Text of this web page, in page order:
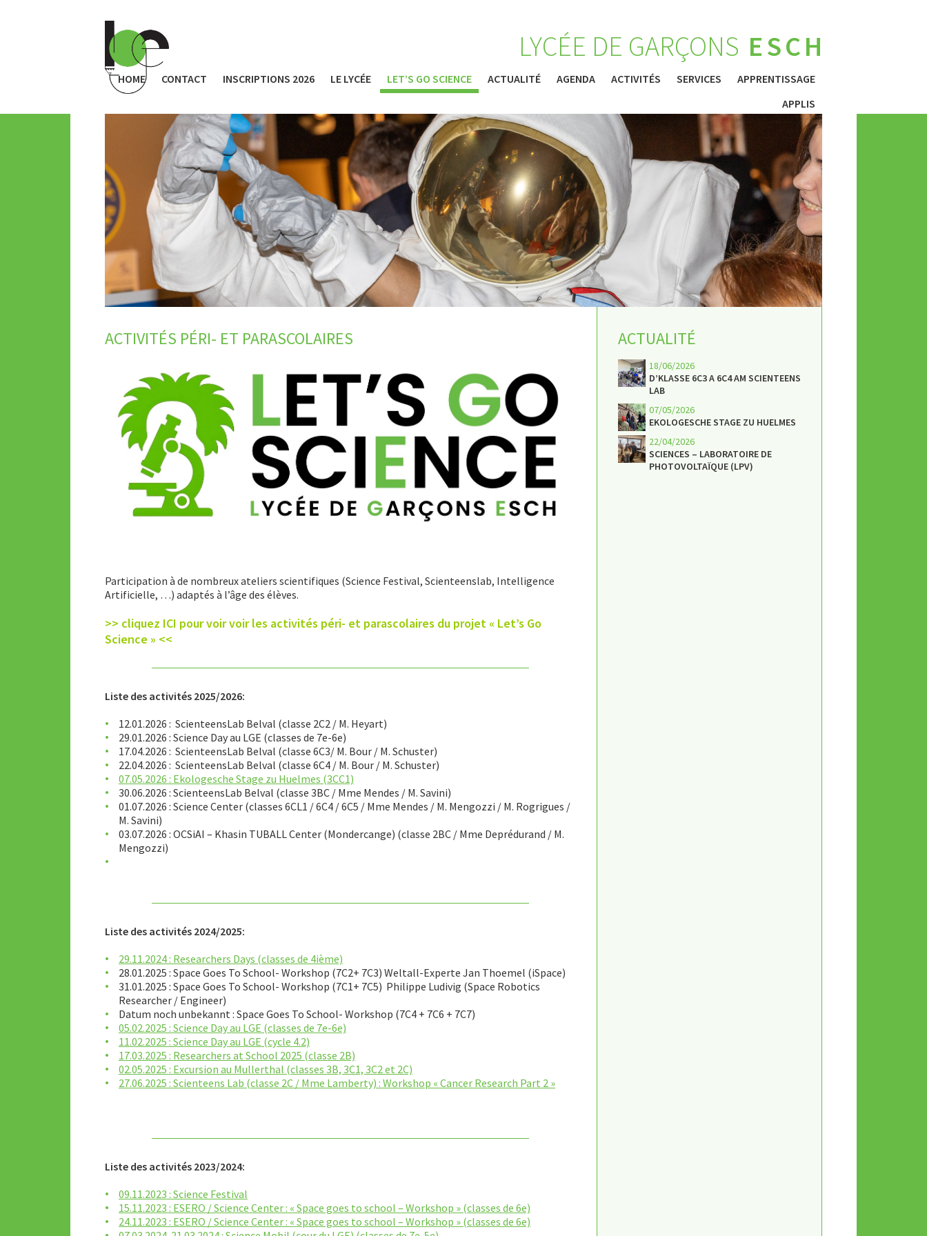
LYCÉE DE GARÇONS ESCH
HOME CONTACT INSCRIPTIONS 2026 LE LYCÉE LET’S GO SCIENCE ACTUALITÉ AGENDA ACTIVITÉS SERVICES
APPRENTISSAGE
APPLIS
ACTIVITÉS PÉRI- ET PARASCOLAIRES
Participation à de nombreux ateliers scientifiques (Science Festival, Scienteenslab, Intelligence
Artificielle, …) adaptés à l’âge des élèves.
>> cliquez ICI pour voir voir les activités péri- et parascolaires du projet « Let’s Go
Science » <<
Liste des activités 2025/2026:
12.01.2026 : ScienteensLab Belval (classe 2C2 / M. Heyart)
29.01.2026 : Science Day au LGE (classes de 7e-6e)
17.04.2026 : ScienteensLab Belval (classe 6C3/ M. Bour / M. Schuster)
22.04.2026 : ScienteensLab Belval (classe 6C4 / M. Bour / M. Schuster)
07.05.2026 : Ekologesche Stage zu Huelmes (3CC1)
30.06.2026 : ScienteensLab Belval (classe 3BC / Mme Mendes / M. Savini)
01.07.2026 : Science Center (classes 6CL1 / 6C4 / 6C5 / Mme Mendes / M. Mengozzi / M. Rogrigues /
M. Savini)
03.07.2026 : OCSiAI – Khasin TUBALL Center (Mondercange) (classe 2BC / Mme Deprédurand / M.
Mengozzi)
Liste des activités 2024/2025:
29.11.2024 : Researchers Days (classes de 4ième)
28.01.2025 : Space Goes To School- Workshop (7C2+ 7C3) Weltall-Experte Jan Thoemel (iSpace)
31.01.2025 : Space Goes To School- Workshop (7C1+ 7C5) Philippe Ludivig (Space Robotics
Researcher / Engineer)
Datum noch unbekannt : Space Goes To School- Workshop (7C4 + 7C6 + 7C7)
05.02.2025 : Science Day au LGE (classes de 7e-6e)
11.02.2025 : Science Day au LGE (cycle 4.2)
17.03.2025 : Researchers at School 2025 (classe 2B)
02.05.2025 : Excursion au Mullerthal (classes 3B, 3C1, 3C2 et 2C)
27.06.2025 : Scienteens Lab (classe 2C / Mme Lamberty) : Workshop « Cancer Research Part 2 »
Liste des activités 2023/2024:
09.11.2023 : Science Festival
15.11.2023 : ESERO / Science Center : « Space goes to school – Workshop » (classes de 6e)
24.11.2023 : ESERO / Science Center : « Space goes to school – Workshop » (classes de 6e)
ACTUALITÉ
18/06/2026
D’KLASSE 6C3 A 6C4 AM SCIENTEENS
LAB
07/05/2026
EKOLOGESCHE STAGE ZU HUELMES
22/04/2026
SCIENCES – LABORATOIRE DE
PHOTOVOLTAÏQUE (LPV)